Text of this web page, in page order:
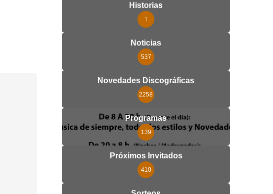
Historias
1
Noticias
537
Novedades Discográficas
2258
Programas
139
Próximos Invitados
410